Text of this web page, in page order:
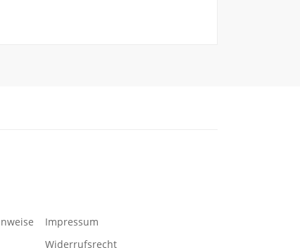
Impressum
Widerrufsrecht